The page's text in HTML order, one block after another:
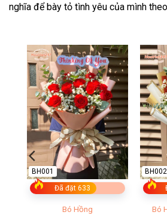
nghĩa để bày tỏ tình yêu của mình
Đã đặt 633
BH001
Bó Hồng
BH002
Bó